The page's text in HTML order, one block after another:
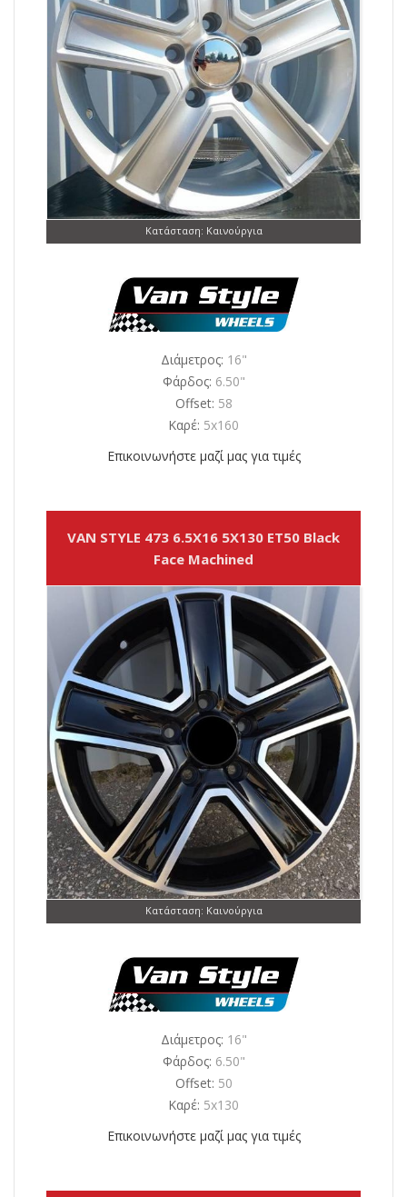
Κατάσταση: Καινούργια
Διάμετρος: 16"
Φάρδος: 6.50"
Offset: 58
Καρέ: 5x160
Επικοινωνήστε μαζί μας για τιμές
VAN STYLE 473 6.5X16 5X130 ET50 Black
Face Machined
Κατάσταση: Καινούργια
Διάμετρος: 16"
Φάρδος: 6.50"
Offset: 50
Καρέ: 5x130
Επικοινωνήστε μαζί μας για τιμές